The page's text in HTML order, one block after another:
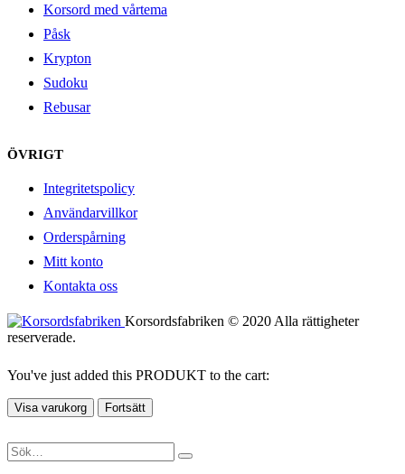
Korsord med vårtema
Påsk
Krypton
Sudoku
Rebusar
ÖVRIGT
Integritetspolicy
Användarvillkor
Orderspårning
Mitt konto
Kontakta oss
Korsordsfabriken © 2020 Alla rättigheter
reserverade.
You've just added this PRODUKT to the cart:
Visa varukorg Fortsätt